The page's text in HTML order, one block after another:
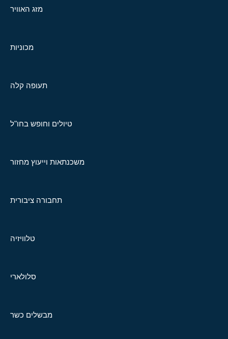
מזג האוויר
מכוניות
תעופה קלה
טיולים וחופש בחו"ל
משכנתאות וייעוץ מחזור
תחבורה ציבורית
טלוויזיה
סלולארי
מבשלים כשר